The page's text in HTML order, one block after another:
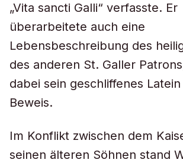
„Vita sancti Galli“ verfasste. Er
überarbeitete auch eine
Lebensbeschreibung des
des anderen St. Galler
dabei sein geschliffenes
Beweis.
Im Konflikt zwischen dem
seinen älteren Söhnen stand